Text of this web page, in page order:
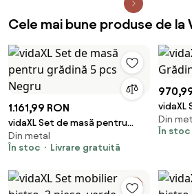
Cele mai bune produse de la
1.161,99 RON
vidaXL Set de masă pentru
grădină 5 pcs Negru
Din metal
În stoc
Livrare gratuită
vidaXL
pcs Alb
Din
În stoc